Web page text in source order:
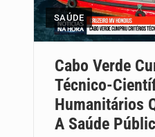
O
Uma
SAÚDE
Cabo Verde
Técnico-
Humanitários
A Saúde